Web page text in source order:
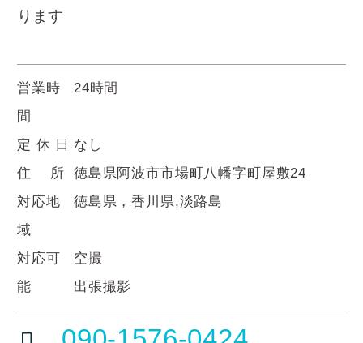
ります
営業時
間
24時間
定 休 日 なし
住 所
徳島県阿波市市場町八幡字町屋敷24
対応地
域
徳島県，香川県,淡路島
対応可
能
空撮
出張撮影